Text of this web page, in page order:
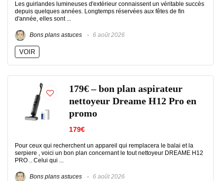
Les guirlandes lumineuses d'extérieur connaissent un véritable succès
depuis quelques années. Longtemps réservées aux fêtes de fin
d'année, elles sont ...
Bons plans astuces 6 août 2026
VOIR
179€ – bon plan aspirateur
nettoyeur Dreame H12 Pro en
promo
179€
Pour ceux qui recherchent un appareil qui remplacera le balai et la
serpiere , voici un bon plan concernant le tout nettoyeur DREAME H12
PRO .. Celui qui ...
Bons plans astuces 6 août 2026